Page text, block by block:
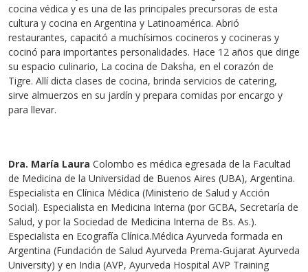
cocina védica y es una de las principales precursoras de esta
cultura y cocina en Argentina y Latinoamérica. Abrió
restaurantes, capacitó a muchísimos cocineros y cocineras y
cocinó para importantes personalidades. Hace 12 años que dirige
su espacio culinario, La cocina de Daksha, en el corazón de
Tigre. Allí dicta clases de cocina, brinda servicios de catering,
sirve almuerzos en su jardín y prepara comidas por encargo y
para llevar.
Dra. María Laura Colombo es médica egresada de la Facultad
de Medicina de la Universidad de Buenos Aires (UBA), Argentina.
Especialista en Clínica Médica (Ministerio de Salud y Acción
Social). Especialista en Medicina Interna (por GCBA, Secretaría de
Salud, y por la Sociedad de Medicina Interna de Bs. As.).
Especialista en Ecografía Clínica.Médica Ayurveda formada en
Argentina (Fundación de Salud Ayurveda Prema-Gujarat Ayurveda
University) y en India (AVP, Ayurveda Hospital AVP Training